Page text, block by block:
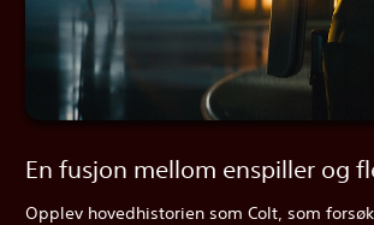
En fusjon mellom enspiller og
Opplev hovedhistorien som Colt, som